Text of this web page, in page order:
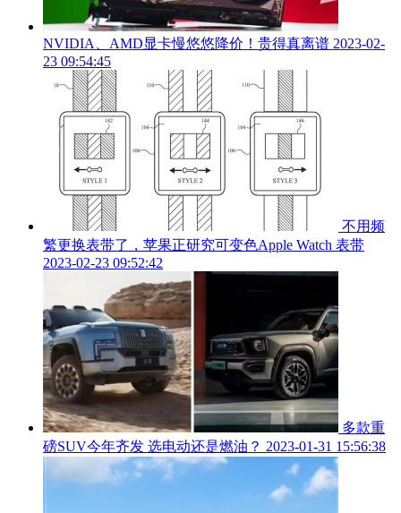
NVIDIA、AMD显卡慢悠悠降价！贵得真离谱 2023-02-
23 09:54:45
不用频
繁更换表带了，苹果正研究可变色Apple Watch 表带
2023-02-23 09:52:42
多款重
磅SUV今年齐发 选电动还是燃油？ 2023-01-31 15:56:38